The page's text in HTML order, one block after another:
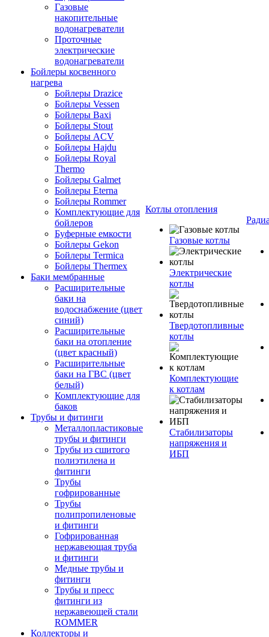
Газовые
накопительные
водонагреватели
Проточные
электрические
водонагреватели
Бойлеры косвенного
нагрева
Бойлеры Drazice
Бойлеры Vessen
Бойлеры Baxi
Бойлеры Stout
Бойлеры ACV
Бойлеры Hajdu
Бойлеры Royal
Thermo
Бойлеры Galmet
Бойлеры Eterna
Бойлеры Rommer
Комплектующие для
бойлеров
Буферные емкости
Бойлеры Gekon
Бойлеры Termica
Бойлеры Thermex
Баки мембранные
Расширительные
баки на
водоснабжение (цвет
синий)
Расширительные
баки на отопление
(цвет красный)
Расширительные
баки на ГВС (цвет
белый)
Комплектующие для
баков
Трубы и фитинги
Металлопластиковые
трубы и фитинги
Трубы из сшитого
полиэтилена и
фитинги
Трубы
гофрированные
Трубы
полипропиленовые
и фитинги
Гофрированная
нержавеющая труба
и фитинги
Медные трубы и
фитинги
Трубы и пресс
фитинги из
нержавеющей стали
ROMMER
Коллекторы и
Котлы отопления
Газовые котлы
Электрические
котлы
Твердотопливные
котлы
Комплектующие
к котлам
Стабилизаторы
напряжения и
ИБП